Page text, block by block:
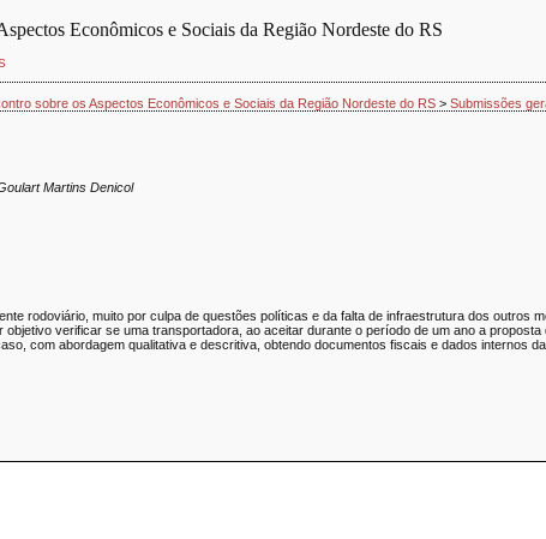
Econômicos e Sociais da Região Nordeste do RS
sobre os Aspectos Econômicos e Sociais da Região Nordeste do RS> Submissões
Martins Denicol
rodoviário, muito por culpa de questões políticas e da falta de infraestrutura dos outros
verificar se uma transportadora, ao aceitar durante o período de um ano a
com abordagem qualitativa e descritiva, obtendo documentos fiscais e dados internos